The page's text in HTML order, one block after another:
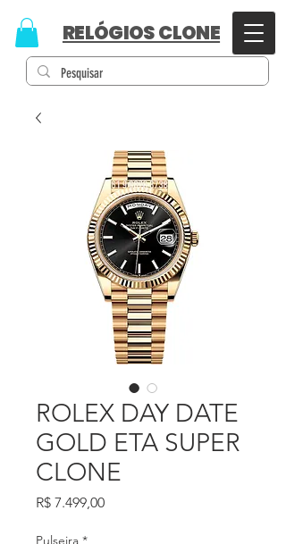
RELÓGIOS CLONE
ROLEX DAY DATE
GOLD ETA SUPER
CLONE
R$ 7.499,00Preço